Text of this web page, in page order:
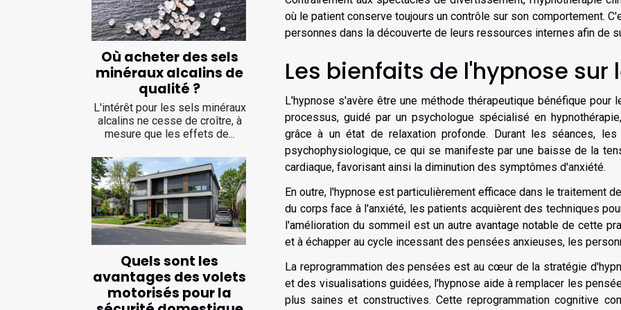
Où acheter des sels
minéraux alcalins de
qualité ?
L'intérêt pour les sels minéraux
alcalins ne cesse de croître, à
mesure que les effets de...
Quels sont les
avantages des volets
motorisés pour la
où le patient conserve toujours un contrôle sur son comportement.
personnes dans la découverte de leurs ressources internes afin de
Les bienfaits de l'hypnose sur
L'hypnose s'avère être une méthode thérapeutique bénéfique
processus, guidé par un psychologue spécialisé en
grâce à un état de relaxation profonde. Durant les séances,
psychophysiologique, ce qui se manifeste par une baisse de la
cardiaque, favorisant ainsi la diminution des symptômes d'anxiété.
En outre, l'hypnose est particulièrement efficace dans le traitement
du corps face à l'anxiété, les patients acquièrent des techniques
l'amélioration du sommeil est un autre avantage notable de cette
et à échapper au cycle incessant des pensées anxieuses, les
La reprogrammation des pensées est au cœur de la stratégie
et des visualisations guidées, l'hypnose aide à remplacer les
plus saines et constructives. Cette reprogrammation cognitive